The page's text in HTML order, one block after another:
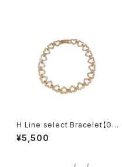
H Line select Bracelet【Gol
d Heart】
¥5,500